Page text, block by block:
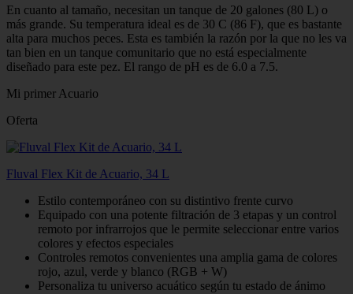
En cuanto al tamaño, necesitan un tanque de 20 galones (80 L) o
más grande. Su temperatura ideal es de 30 C (86 F), que es bastante
alta para muchos peces. Esta es también la razón por la que no les va
tan bien en un tanque comunitario que no está especialmente
diseñado para este pez. El rango de pH es de 6.0 a 7.5.
Mi primer Acuario
Oferta
Fluval Flex Kit de Acuario, 34 L
Estilo contemporáneo con su distintivo frente curvo
Equipado con una potente filtración de 3 etapas y un control
remoto por infrarrojos que le permite seleccionar entre varios
colores y efectos especiales
Controles remotos convenientes una amplia gama de colores
rojo, azul, verde y blanco (RGB + W)
Personaliza tu universo acuático según tu estado de ánimo